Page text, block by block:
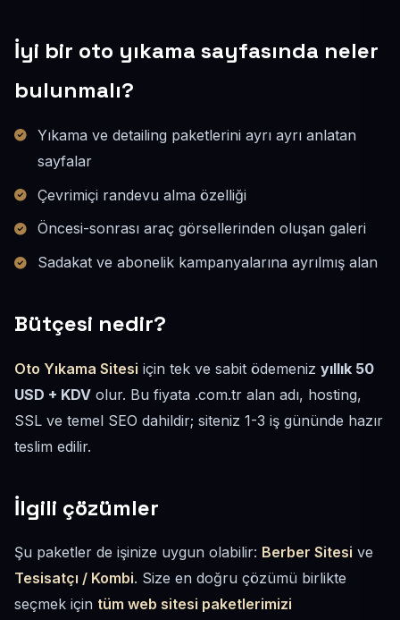
İyi bir oto yıkama sayfasında neler
bulunmalı?
Yıkama ve detailing paketlerini ayrı ayrı anlatan
sayfalar
Çevrimiçi randevu alma özelliği
Öncesi-sonrası araç görsellerinden oluşan galeri
Sadakat ve abonelik kampanyalarına ayrılmış alan
Bütçesi nedir?
Oto Yıkama Sitesi için tek ve sabit ödemeniz yıllık 50
USD + KDV olur. Bu fiyata .com.tr alan adı, hosting,
SSL ve temel SEO dahildir; siteniz 1-3 iş gününde hazır
teslim edilir.
İlgili çözümler
Şu paketler de işinize uygun olabilir: Berber Sitesi ve
Tesisatçı / Kombi. Size en doğru çözümü birlikte
seçmek için tüm web sitesi paketlerimizi